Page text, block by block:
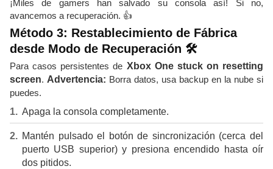
¡Miles de gamers han salvado su consola así! Si no,
avancemos a recuperación. 👍
Método 3: Restablecimiento de Fábrica
desde Modo de Recuperación 🛠️
Para casos persistentes de Xbox One stuck on resetting
screen. Advertencia: Borra datos, usa backup en la nube si
puedes.
Apaga la consola completamente.
Mantén pulsado el botón de sincronización (cerca del
puerto USB superior) y presiona encendido hasta oír
dos pitidos.